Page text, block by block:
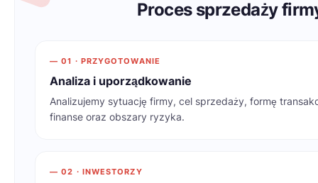
Proces sprzedaży
— 01 · PRZYGOTOWANIE
Analiza i uporządkowanie
Analizujemy sytuację firmy, cel sprzedaży, formę
finanse oraz obszary ryzyka.
— 02 · INWESTORZY